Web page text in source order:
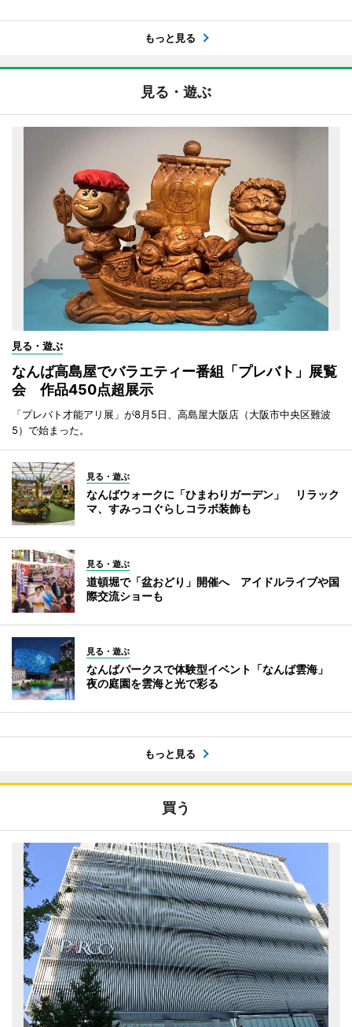
もっと見る
見る・遊ぶ
見る・遊ぶ
なんば高島屋でバラエティー番組「プレバト」展覧
会 作品450点超展示
「プレバト才能アリ展」が8月5日、高島屋大阪店（大阪市中央区難波
5）で始まった。
見る・遊ぶ
なんばウォークに「ひまわりガーデン」 リラック
マ、すみっコぐらしコラボ装飾も
見る・遊ぶ
道頓堀で「盆おどり」開催へ アイドルライブや国
際交流ショーも
見る・遊ぶ
なんばパークスで体験型イベント「なんば雲海」
夜の庭園を雲海と光で彩る
もっと見る
買う